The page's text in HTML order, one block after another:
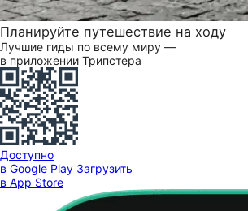
Планируйте путешествие на ходу
Лучшие гиды по всему миру —
в приложении Трипстера
Доступно
в Google Play Загрузить
в App Store